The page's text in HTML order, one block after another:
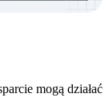
mogą działać